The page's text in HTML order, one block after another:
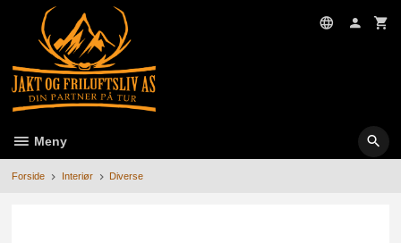
innholdet
Meny
Forside Interiør Diverse